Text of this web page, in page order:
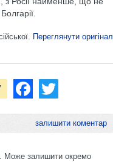
Переглянути оригінал
залишити коментар
Може залишити окремо